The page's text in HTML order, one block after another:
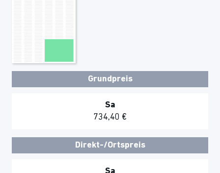
Grundpreis
Sa
734,40 €
Direkt-/Ortspreis